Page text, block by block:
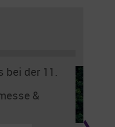
bei der 11.
&